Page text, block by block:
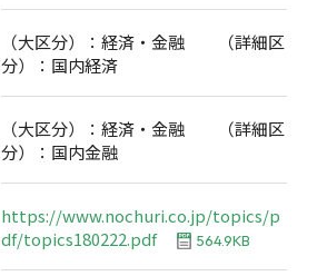
（大区分）：経済・金融 （詳細区
分）：国内経済
（大区分）：経済・金融 （詳細区
分）：国内金融
https://www.nochuri.co.jp/topics/p
df/topics180222.pdf
564.9KB